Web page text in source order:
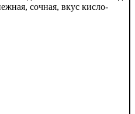
сочная, вкус кисло-